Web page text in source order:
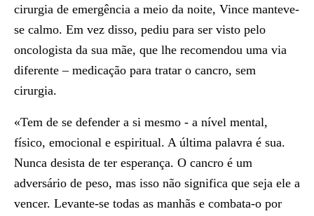
cirurgia de emergência a meio da noite, Vince manteve-
se calmo. Em vez disso, pediu para ser visto pelo
oncologista da sua mãe, que lhe recomendou uma via
diferente – medicação para tratar o cancro, sem
cirurgia.
«Tem de se defender a si mesmo - a nível mental,
físico, emocional e espiritual. A última palavra é sua.
Nunca desista de ter esperança. O cancro é um
adversário de peso, mas isso não significa que seja ele a
vencer. Levante-se todas as manhãs e combata-o por